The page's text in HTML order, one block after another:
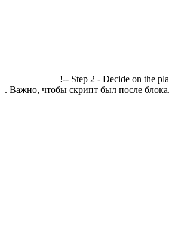
!-- Step 2 - Decide on the
. Важно, чтобы скрипт был после